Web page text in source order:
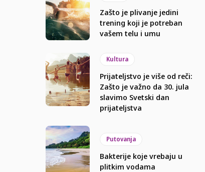
Zašto je plivanje jedini
trening koji je potreban
vašem telu i umu
Kultura
Prijateljstvo je više od reči:
Zašto je važno da 30. jula
slavimo Svetski dan
prijateljstva
Putovanja
Bakterije koje vrebaju u
plitkim vodama